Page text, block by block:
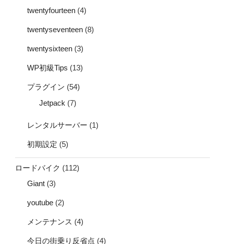
twentyfourteen (4)
twentyseventeen (8)
twentysixteen (3)
WP初級Tips (13)
プラグイン (54)
Jetpack (7)
レンタルサーバー (1)
初期設定 (5)
ロードバイク (112)
Giant (3)
youtube (2)
メンテナンス (4)
今日の街乗り反省点 (4)